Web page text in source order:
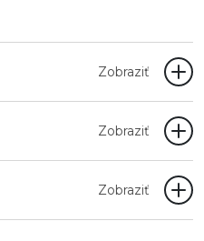
Zobraziť
Zobraziť
Zobraziť